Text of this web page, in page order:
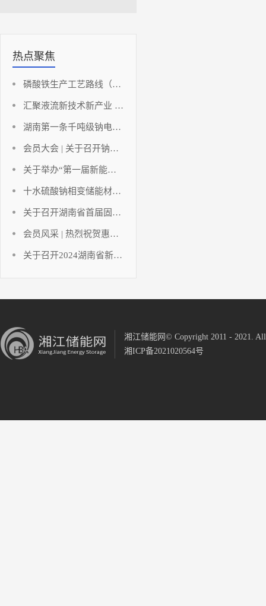
热点聚焦
磷酸铁生产工艺路线（铁法部分）
汇聚液流新技术新产业 助推湖南储能新能源高地
湖南第一条千吨级钠电负极材料点火投产！
会员大会 | 关于召开钠离子动力电池发展与创新应用论坛暨碳酸锂应用发展分析及应对策略研讨会（会员大会）的通知
关于举办“第一届新能源与储能工程湘江国际论坛暨2023中国（长沙）电池产业博览会”的通知
十水硫酸钠相变储能材料研究进展
关于召开湖南省首届固态电池创新发展论坛暨固态电池技术创新联合体成立大会的通知
会员风采 | 热烈祝贺惠同新材成为湖南省电池行业协会及协会氢能产业技术创新联合体副会长单位！
关于召开2024湖南省新能源电池技术讲座暨湖南省电池行业协会年终工作总结的通知
湘江储能网© Copyright 2011 - 2021. All
湘ICP备2021020564号